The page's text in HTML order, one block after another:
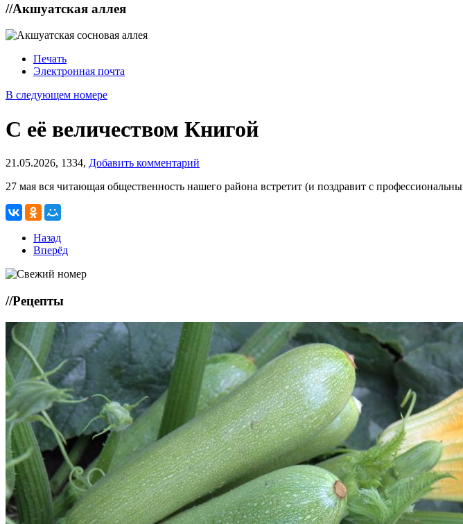
//Акшуатская аллея
Печать
Электронная почта
В следующем номере
С её величеством Книгой
21.05.2026, 1334, Добавить комментарий
27 мая вся читающая общественность нашего района встретит (и поздравит с
Назад
Вперёд
//Рецепты